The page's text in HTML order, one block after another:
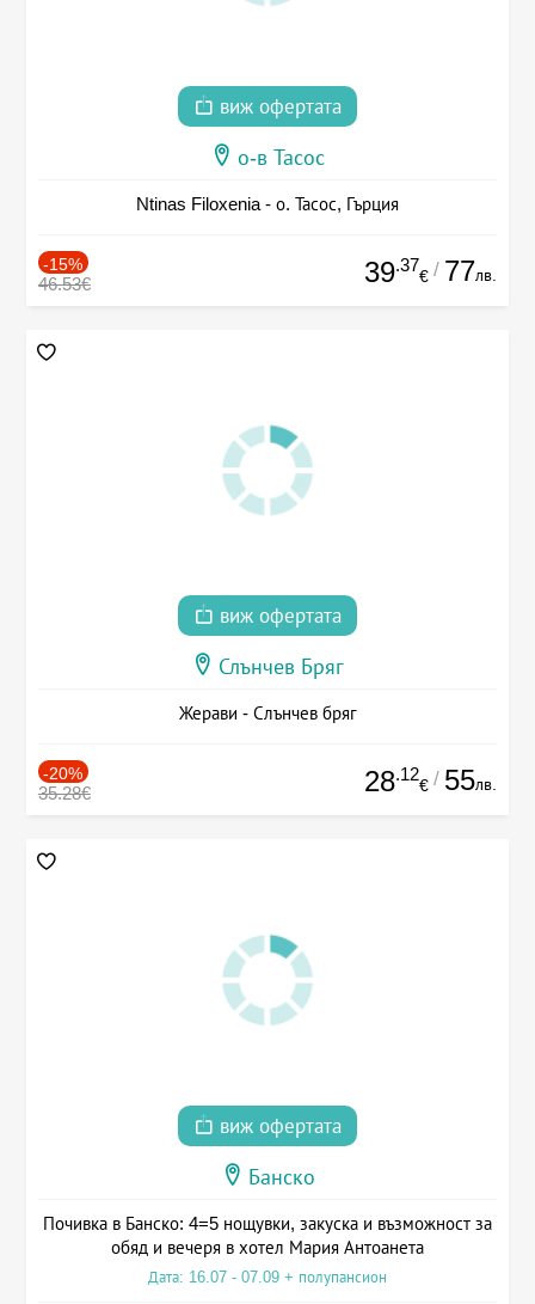
виж офертата
о-в Тасос
Ntinas Filoxenia - о. Тасос, Гърция
-15%
46.53€ 39.37
€ / 77лв.
виж офертата
Слънчев Бряг
Жерави - Слънчев бряг
-20%
35.28€ 28.12
€ / 55лв.
виж офертата
Банско
Почивка в Банско: 4=5 нощувки, закуска и възможност за
обяд и вечеря в хотел Мария Антоанета
Дата: 16.07 - 07.09 + полупансион